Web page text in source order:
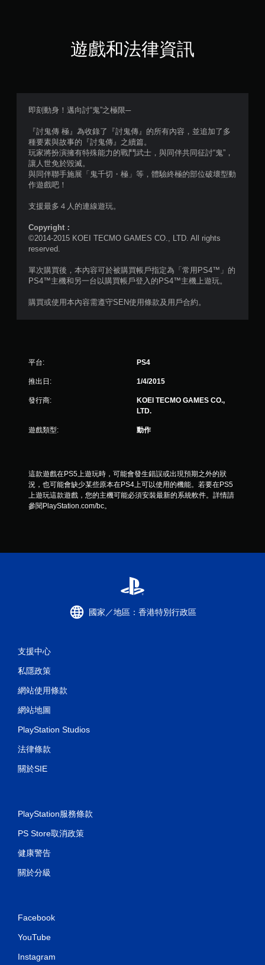
5
顆
星
共
8
0
分
遊戲和法律資訊
即刻動身！邁向討“鬼”之極限─
『討鬼傳 極』為收錄了『討鬼傳』的所有內容，並追加了多
種要素與故事的『討鬼傳』之續篇。
玩家將扮演擁有特殊能力的戰鬥武士，與同伴共同征討“鬼”，
讓人世免於毀滅。
與同伴聯手施展「鬼千切・極」等，體驗終極的部位破壞型動
作遊戲吧！
支援最多４人的連線遊玩。
Copyright：
©2014-2015 KOEI TECMO GAMES CO., LTD. All rights
reserved.
單次購買後，本內容可於被購買帳戶指定為「常用PS4™」的
PS4™主機和另一台以購買帳戶登入的PS4™主機上遊玩。
購買或使用本內容需遵守SEN使用條款及用戶合約。
平台: PS4
推出日: 1/4/2015
發行商:
KOEI TECMO GAMES CO.,
LTD.
遊戲類型: 動作
這款遊戲在PS5上遊玩時，可能會發生錯誤或出現預期之外的狀
況，也可能會缺少某些原本在PS4上可以使用的機能。若要在PS5
上遊玩這款遊戲，您的主機可能必須安裝最新的系統軟件。詳情請
參閱PlayStation.com/bc。
國家／地區：香港特別行政區
支援中心
私隱政策
網站使用條款
網站地圖
PlayStation Studios
法律條款
關於SIE
PlayStation服務條款
PS Store取消政策
健康警告
關於分級
Facebook
YouTube
Instagram